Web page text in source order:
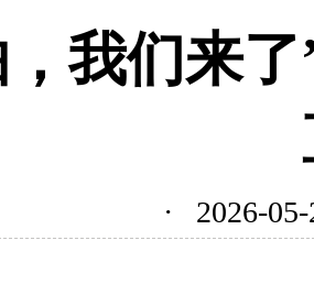
，我们来
· 2026-